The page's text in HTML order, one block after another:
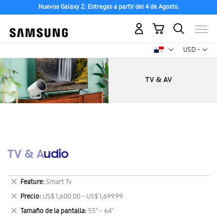
Nuevos Galaxy Z: Entregas a partir del 4 de Agosto.
USD -
dólar
Mi carrito
TV & Audio
Feature Smart Tv
Eliminar
este
artículo
Precio US$ 1,600.00 - US$ 1,699.99
Eliminar
este
Tamaño de la pantalla 55" - 64"
Eliminar